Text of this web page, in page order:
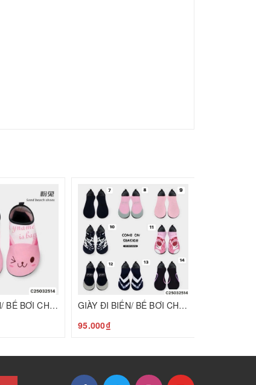
GIÀY ĐI BIỂN/ BỂ BƠI CHỐNG TRƠN C25032514
GIÀY ĐI BIỂN/ BỂ BƠI CHỐNG TRƠN C25032514 (Mẫu 7-13)
95.000₫